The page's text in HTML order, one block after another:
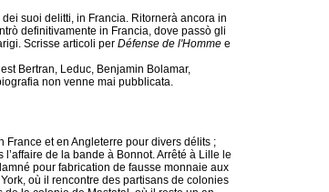
suoi delitti, in Francia. Ritornerà ancora in
definitivamente in Francia, dove passò gli
Scrisse articoli per Défense de l'Homme e
Bertran, Leduc, Benjamin Bolamar,
non venne mai pubblicata.
et en Angleterre pour divers délits ;
l’affaire de la bande à Bonnot. Arrêté à Lille le
pour fabrication de fausse monnaie aux
où il rencontre des partisans de colonies